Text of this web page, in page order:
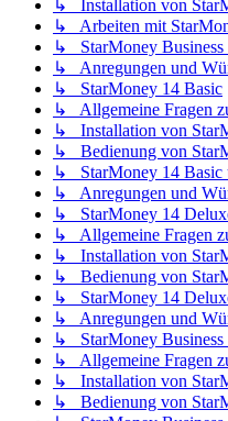
↳ Installation von
↳ Arbeiten mit
↳ StarMoney Business
↳ Anregungen und
↳ StarMoney 14 Basic
↳ Allgemeine Fragen
↳ Installation von
↳ Bedienung von
↳ StarMoney 14 Basic
↳ Anregungen und
↳ StarMoney 14
↳ Allgemeine Fragen
↳ Installation von
↳ Bedienung von
↳ StarMoney 14
↳ Anregungen und
↳ StarMoney Business
↳ Allgemeine Fragen
↳ Installation von
↳ Bedienung von